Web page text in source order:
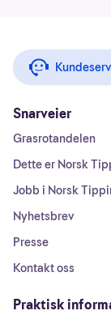
Snarveier
Grasrotandelen
Dette er Norsk
Jobb i Norsk
Nyhetsbrev
Presse
Kontakt oss
Praktisk